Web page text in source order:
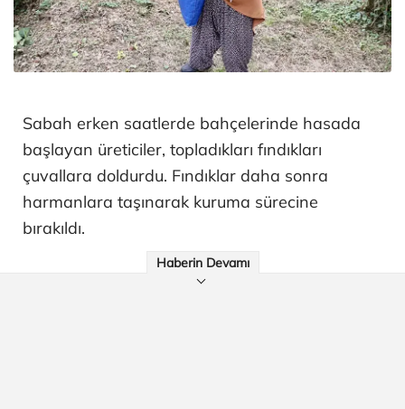
Sabah erken saatlerde bahçelerinde hasada
başlayan üreticiler, topladıkları fındıkları
çuvallara doldurdu. Fındıklar daha sonra
harmanlara taşınarak kuruma sürecine
bırakıldı.
Haberin Devamı